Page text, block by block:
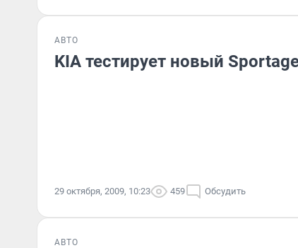
АВТО
KIA тестирует новый
29 октября, 2009, 10:23 459 Обсудить
АВТО